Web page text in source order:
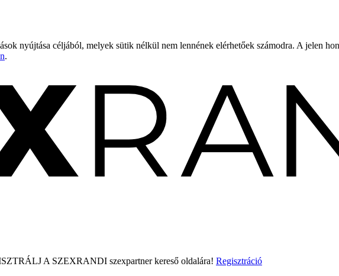
nyújtása céljából, melyek sütik nélkül nem lennének elérhetőek számodra. A jelen
.
A SZEXRANDI szexpartner kereső oldalára! Regisztráció